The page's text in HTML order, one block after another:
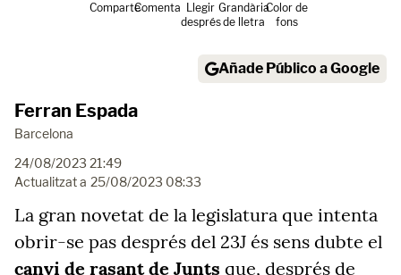
ComparteComenta Llegir
després
Grandària
de lletra
Color de
fons
Añade Público a Google
Ferran Espada
Barcelona
24/08/2023 21:49
Actualitzat a 25/08/2023 08:33
La gran novetat de la legislatura que intenta
obrir-se pas després del 23J és sens dubte el
canvi de rasant de Junts que, després de